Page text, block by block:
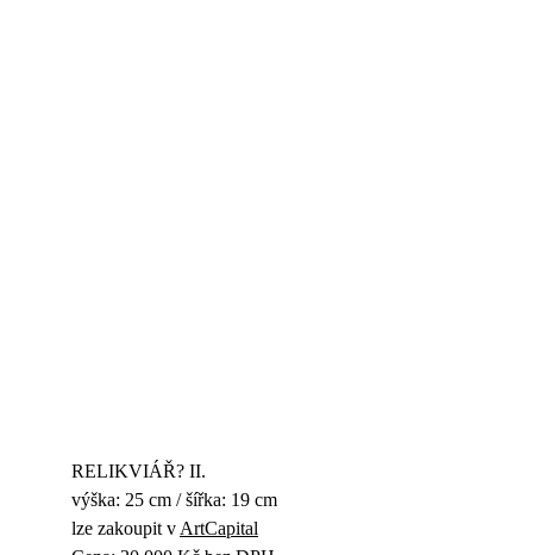
RELIKVIÁŘ? II.
výška: 25 cm / šířka: 19 cm
lze zakoupit v ArtCapital